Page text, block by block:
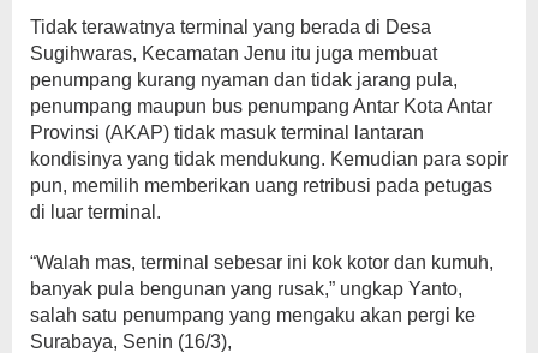
Tidak terawatnya terminal yang berada di Desa
Sugihwaras, Kecamatan Jenu itu juga membuat
penumpang kurang nyaman dan tidak jarang pula,
penumpang maupun bus penumpang Antar Kota Antar
Provinsi (AKAP) tidak masuk terminal lantaran
kondisinya yang tidak mendukung. Kemudian para sopir
pun, memilih memberikan uang retribusi pada petugas
di luar terminal.
“Walah mas, terminal sebesar ini kok kotor dan kumuh,
banyak pula bengunan yang rusak,” ungkap Yanto,
salah satu penumpang yang mengaku akan pergi ke
Surabaya, Senin (16/3),